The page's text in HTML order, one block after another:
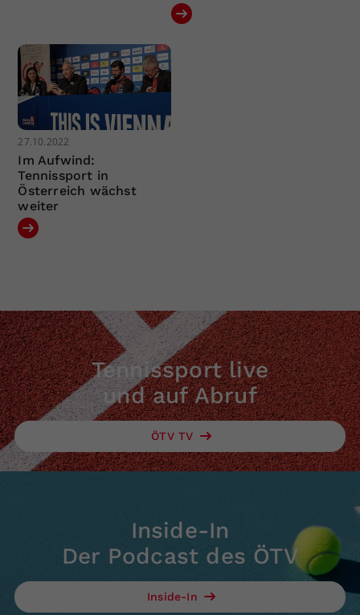
27.10.2022
Im Aufwind:
Tennissport in
Österreich wächst
weiter
Tennissport live
und auf Abruf
ÖTV TV
Inside-In
Der Podcast des ÖTV
Inside-In